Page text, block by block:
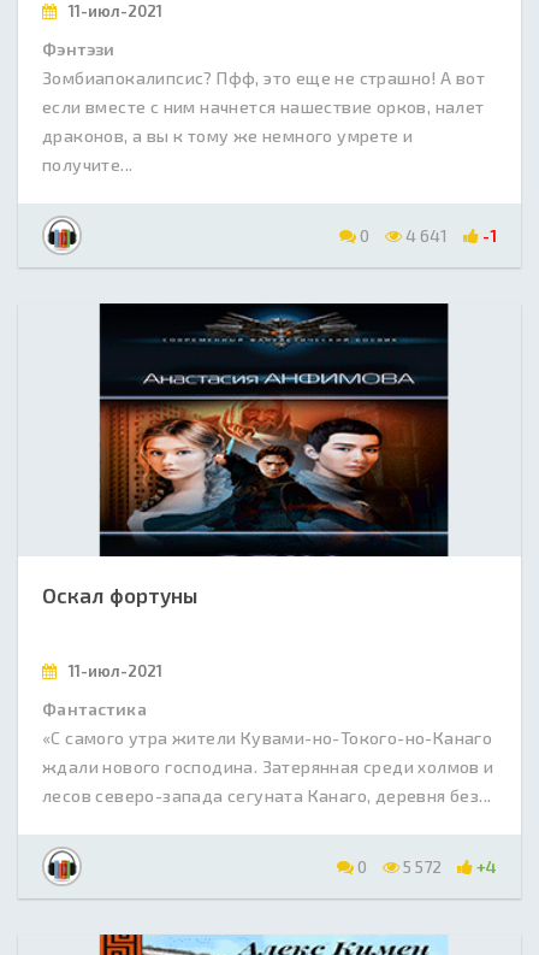
11-июл-2021
Фэнтэзи
Зомбиапокалипсис? Пфф, это еще не страшно! А вот
если вместе с ним начнется нашествие орков, налет
драконов, а вы к тому же немного умрете и
получите...
0 4 641 -1
Оскал фортуны
11-июл-2021
Фантастика
«С самого утра жители Кувами-но-Токого-но-Канаго
ждали нового господина. Затерянная среди холмов и
лесов северо-запада сегуната Канаго, деревня без...
0 5 572 +4